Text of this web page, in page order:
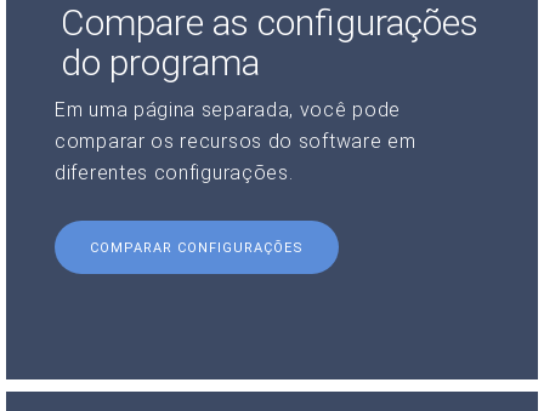
Compare as configurações
do programa
Em uma página separada, você pode
comparar os recursos do software em
diferentes configurações.
COMPARAR CONFIGURAÇÕES